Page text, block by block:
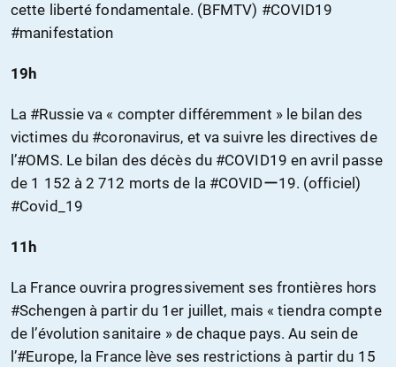
cette liberté fondamentale. (BFMTV) #COVID19
#manifestation
19h
La #Russie va « compter différemment » le bilan des
victimes du #coronavirus, et va suivre les directives de
l’#OMS. Le bilan des décès du #COVID19 en avril passe
de 1 152 à 2 712 morts de la #COVIDー19. (officiel)
#Covid_19
11h
La France ouvrira progressivement ses frontières hors
#Schengen à partir du 1er juillet, mais « tiendra compte
de l’évolution sanitaire » de chaque pays. Au sein de
l’#Europe, la France lève ses restrictions à partir du 15